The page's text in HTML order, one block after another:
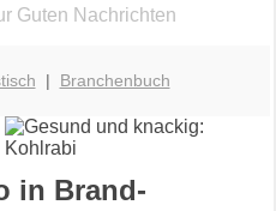
Guten Nachrichten
| Branchenbuch
in Brand-